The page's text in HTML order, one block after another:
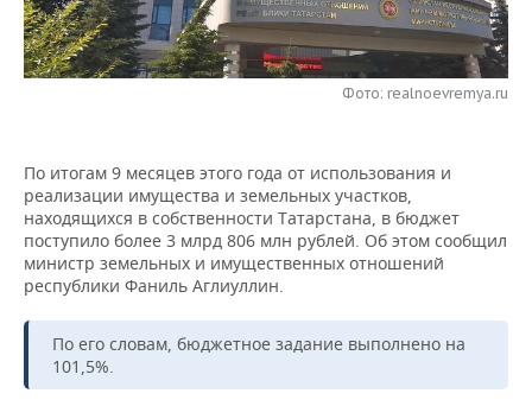
НЕФТЕХИМИЯ
НЕФТЬ
ЭНЕРГЕТИКА
РОЗНИЧНАЯ ТОРГОВЛЯ
НОВОСТИ ТЕХНОЛОГИЙ
ТЕЛЕКОММУНИКАЦИИ
МЕРОПРИЯТИЯ
БИЗНЕС-БРАНЧИ
ONLINE-КОНФЕРЕНЦИИ
ОТКРЫТАЯ ЛЕКЦИЯ
ФУТБОЛ
ХОККЕЙ
БАСКЕТБОЛ
ВОЛЕЙБОЛ
НОВОСТИ ОБЩЕСТВА
ВЛАСТЬ
ИНФРАСТРУКТУРА
ИСТОРИЯ
ФОТОГАЛЕРЕЯ
СЮЖЕТЫ
СПРАВОЧНИК
СПИСОК ПЕРСОН
ПОЛНАЯ ВЕРСИЯ
Фото: realnoevremya.ru
По итогам 9 месяцев этого года от использования и
реализации имущества и земельных участков,
находящихся в собственности Татарстана, в бюджет
поступило более 3 млрд 806 млн рублей. Об этом сообщил
министр земельных и имущественных отношений
республики Фаниль Аглиуллин.
По его словам, бюджетное задание выполнено на
101,5%.